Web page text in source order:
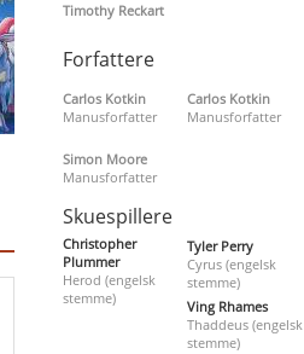
Timothy Reckart
Forfattere
Carlos Kotkin
Manusforfatter
Carlos Kotkin
Manusforfatter
Simon Moore
Manusforfatter
Skuespillere
Christopher
Plummer
Herod (engelsk
stemme)
Tyler Perry
Cyrus (engelsk
stemme)
Ving Rhames
Thaddeus (engelsk
stemme)